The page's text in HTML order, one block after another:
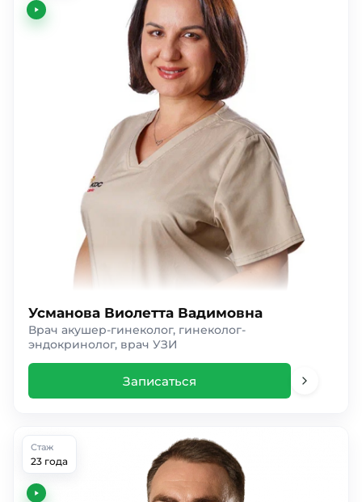
Усманова Виолетта Вадимовна
Врач акушер-гинеколог, гинеколог-
эндокринолог, врач УЗИ
Записаться
Стаж
23 года